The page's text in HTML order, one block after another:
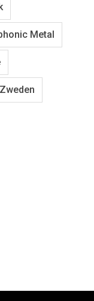
Metal
Zweden